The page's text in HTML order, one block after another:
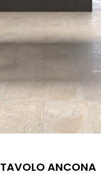
TAVOLO ANCONA